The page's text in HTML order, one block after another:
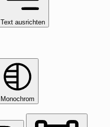
Text ausrichten
Monochrom